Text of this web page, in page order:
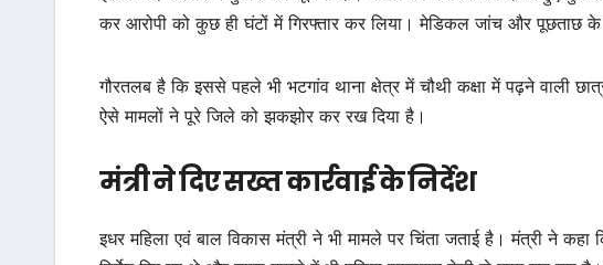
कर आरोपी को कुछ ही घंटों में गिरफ्तार कर लिया। मेडिकल जांच और पूछताछ के
गौरतलब है कि इससे पहले भी भटगांव थाना क्षेत्र में चौथी कक्षा में पढ़ने वाली
ऐसे मामलों ने पूरे जिले को झकझोर कर रख दिया है।
मंत्री ने दिए सख्त कार्रवाई के निर्देश
इधर महिला एवं बाल विकास मंत्री ने भी मामले पर चिंता जताई है। मंत्री ने